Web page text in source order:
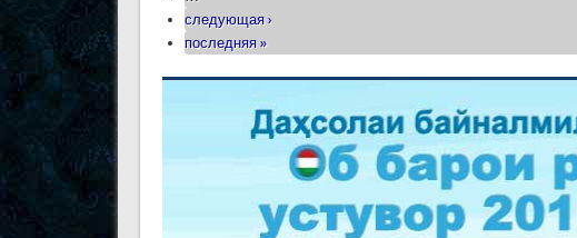
следующая ›
последняя »